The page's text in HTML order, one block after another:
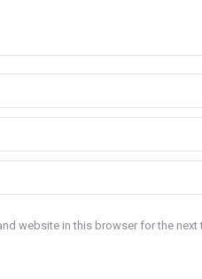
website in this browser for the next